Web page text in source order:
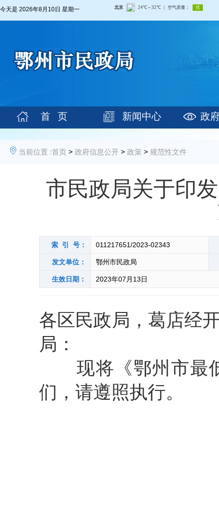
今天是 2026年8月10日 星期一
首 页 新闻中心 政
当前位置 :首页 > 政府信息公开 > 政策 > 规范性文件
市民政局关于印
索 引 号： 011217651/2023-02343
发文单位： 鄂州市民政局
生效日期： 2023年07月13日
各区民政局，葛店经
局：
现将《鄂州市最
们，请遵照执行。